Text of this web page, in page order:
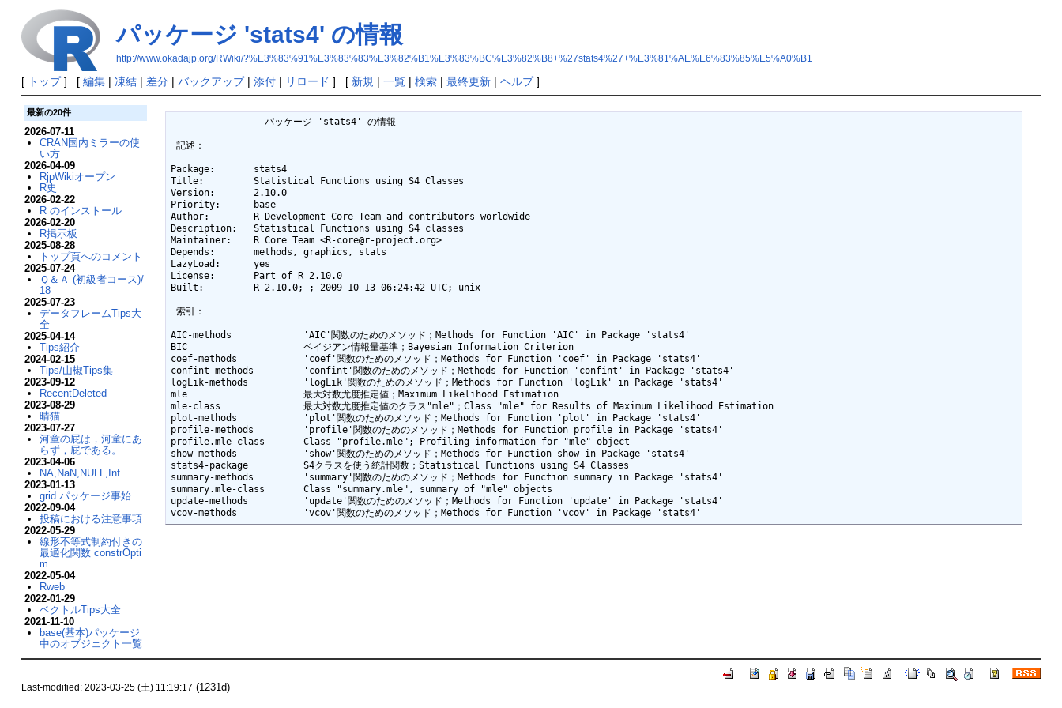
パッケージ 'stats4' の情報
http://www.okadajp.org/RWiki/?%E3%83%91%E3%83%83%E3%82%B1%E3%83%BC%E3%82%B8+%27stats4%27+%E3%81%AE%E6%83%85%E5%A0%B1
[ トップ] [ 編集| 凍結| 差分| バックアップ| 添付| リロード ] [ 新規 | 一覧| 検索| 最終更新| ヘルプ]
記述：
Package:       stats4
Title:         Statistical Functions using S4 Classes
Version:       2.10.0
Priority:      base
Author:        R Development Core Team and contributors worldwide
Description:   Statistical Functions using S4 classes
Maintainer:    R Core Team <R-core@r-project.org>
Depends:       methods, graphics, stats
LazyLoad:      yes
License:       Part of R 2.10.0
Built:         R 2.10.0; ; 2009-10-13 06:24:42 UTC; unix
索引：
AIC-methods             'AIC'関数のためのメソッド；Methods for Function 'AIC' in Package 'stats4'
BIC                     ベイジアン情報量基準；Bayesian Information Criterion
coef-methods            'coef'関数のためのメソッド；Methods for Function 'coef' in Package 'stats4'
confint-methods         'confint'関数のためのメソッド；Methods for Function 'confint' in Package 'stats4'
logLik-methods          'logLik'関数のためのメソッド；Methods for Function 'logLik' in Package 'stats4'
mle                     最大対数尤度推定値；Maximum Likelihood Estimation
mle-class               最大対数尤度推定値のクラス"mle"；Class "mle" for Results of Maximum Likelihood Estimation
plot-methods            'plot'関数のためのメソッド；Methods for Function 'plot' in Package 'stats4'
profile-methods         'profile'関数のためのメソッド；Methods for Function profile in Package 'stats4'
profile.mle-class       Class "profile.mle"; Profiling information for "mle" object
show-methods            'show'関数のためのメソッド；Methods for Function show in Package 'stats4'
stats4-package          S4クラスを使う統計関数；Statistical Functions using S4 Classes
summary-methods         'summary'関数のためのメソッド；Methods for Function summary in Package 'stats4'
summary.mle-class       Class "summary.mle", summary of "mle" objects
update-methods          'update'関数のためのメソッド；Methods for Function 'update' in Package 'stats4'
vcov-methods            'vcov'関数のためのメソッド；Methods for Function 'vcov' in Package 'stats4'
最新の20件
2026-07-11
CRAN国内ミラーの使
い方
2026-04-09
RjpWikiオープン
R史
2026-02-22
R のインストール
2026-02-20
R掲示板
2025-08-28
トップ頁へのコメント
2025-07-24
Ｑ＆Ａ (初級者コース)/
18
2025-07-23
データフレームTips大
全
2025-04-14
Tips紹介
2024-02-15
Tips/山椒Tips集
2023-09-12
RecentDeleted
2023-08-29
晴猫
2023-07-27
河童の屁は，河童にあ
らず，屁である。
2023-04-06
NA,NaN,NULL,Inf
2023-01-13
grid パッケージ事始
2022-09-04
投稿における注意事項
2022-05-29
線形不等式制約付きの
最適化関数 constrOpti
m
2022-05-04
Rweb
2022-01-29
ベクトルTips大全
2021-11-10
base(基本)パッケージ
中のオブジェクト一覧
Last-modified: 2023-03-25 (土) 11:19:17 (1231d)